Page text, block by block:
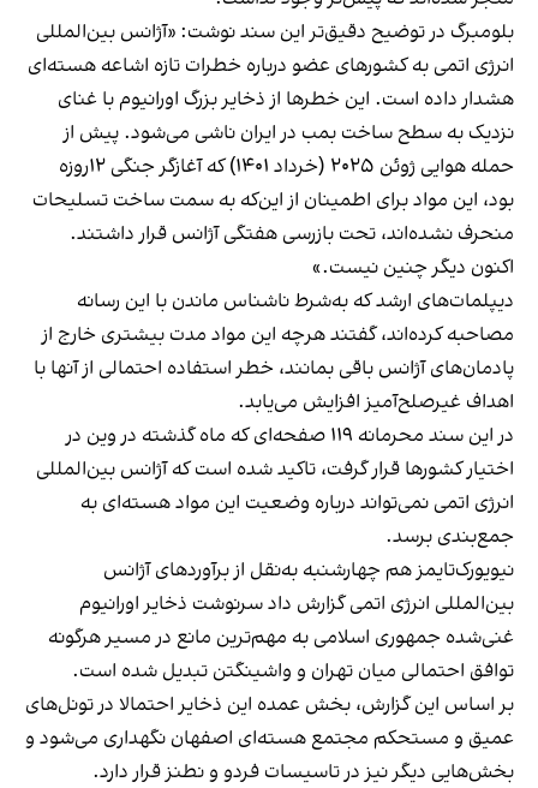
بلومبرگ در توضیح دقیق‌تر این سند نوشت: «آژانس بین‌المللی
انرژی اتمی به کشورهای عضو درباره خطرات تازه اشاعه هسته‌ای
هشدار داده است. این خطرها از ذخایر بزرگ اورانیوم با غنای
نزدیک به سطح ساخت بمب در ایران ناشی می‌شود. پیش از
حمله هوایی ژوئن ۲۰۲۵ (خرداد ۱۴۰۱) که آغازگر جنگی ۱۲روزه
بود، این مواد برای اطمینان از این‌که به سمت ساخت تسلیحات
منحرف نشده‌اند، تحت بازرسی هفتگی آژانس قرار داشتند.
اکنون دیگر چنین نیست.»
دیپلمات‌های ارشد که به‌شرط ناشناس ماندن با این رسانه
مصاحبه کرده‌اند، گفتند هرچه این مواد مدت بیشتری خارج از
پادمان‌های آژانس باقی بمانند، خطر استفاده احتمالی از آنها با
اهداف غیرصلح‌آمیز افزایش می‌یابد.
در این سند محرمانه ۱۱۹ صفحه‌ای که ماه گذشته در وین در
اختیار کشورها قرار گرفت، تاکید شده است که آژانس بین‌المللی
انرژی اتمی نمی‌تواند درباره وضعیت این مواد هسته‌ای به
جمع‌بندی برسد.
نیویورک‌تایمز هم چهارشنبه به‌نقل از برآوردهای آژانس
بین‌المللی انرژی اتمی گزارش داد سرنوشت ذخایر اورانیوم
غنی‌شده جمهوری اسلامی به مهم‌ترین مانع در مسیر هرگونه
توافق احتمالی میان تهران و واشینگتن تبدیل شده است.
بر اساس این گزارش، بخش عمده این ذخایر احتمالا در تونل‌های
عمیق و مستحکم مجتمع هسته‌ای اصفهان نگهداری می‌شود و
بخش‌هایی دیگر نیز در تاسیسات فردو و نطنز قرار دارد.